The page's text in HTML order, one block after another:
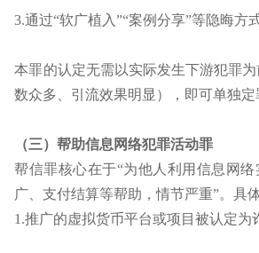
3.通过“软广植入”“案例分享”等隐晦方
本罪的认定无需以实际发生下游犯罪
数众多、引流效果明显），即可单独
（三）帮助信息网络犯罪活动罪
帮信罪核心在于“为他人利用信息网
广、支付结算等帮助，情节严重”。具
1.推广的虚拟货币平台或项目被认定